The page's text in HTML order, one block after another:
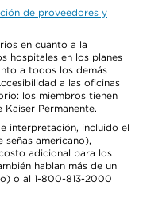
de proveedores y
en cuanto a la
hospitales en los planes
a todos los demás
a las oficinas
los miembros tienen
Permanente.
interpretación, incluido el
señas americano),
adicional para los
hablan más de un
o al 1-800-813-2000